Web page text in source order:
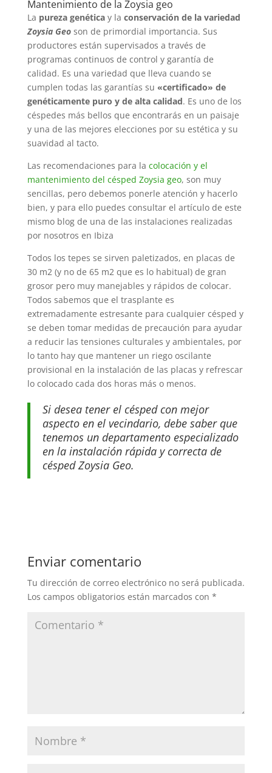
Mantenimiento de la Zoysia geo
La pureza genéticay la conservación de la variedad
Zoysia Geoson de primordial importancia. Sus
productores están supervisados a través de
programas continuos de control y garantía de
calidad. Es una variedad que lleva cuando se
cumplen todas las garantías su «certificado» de
genéticamente puro y de alta calidad. Es uno de los
céspedes más bellos que encontrarás en un paisaje
y una de las mejores elecciones por su estética y su
suavidad al tacto.
Las recomendaciones para la colocación y el
mantenimiento del césped Zoysia geo, son muy
sencillas, pero debemos ponerle atención y hacerlo
bien, y para ello puedes consultar el artículo de este
mismo blog de una de las instalaciones realizadas
por nosotros en Ibiza
Todos los tepes se sirven paletizados, en placas de
30 m2 (y no de 65 m2 que es lo habitual) de gran
grosor pero muy manejables y rápidos de colocar.
Todos sabemos que el trasplante es
extremadamente estresante para cualquier césped y
se deben tomar medidas de precaución para ayudar
a reducir las tensiones culturales y ambientales, por
lo tanto hay que mantener un riego oscilante
provisional en la instalación de las placas y refrescar
lo colocado cada dos horas más o menos.
Si desea tener el césped con mejor
aspecto en el vecindario, debe saber que
tenemos un departamento especializado
en la instalación rápida y correcta de
césped Zoysia Geo.
Enviar comentario
Tu dirección de correo electrónico no será publicada.
Los campos obligatorios están marcados con *